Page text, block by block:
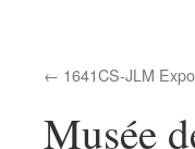
1641CS-JLM
Musée